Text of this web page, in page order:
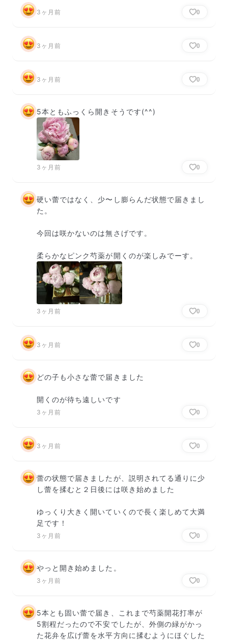
3ヶ月前 0
3ヶ月前 0
3ヶ月前 0
5本ともふっくら開きそうです(^^)
3ヶ月前 0
硬い蕾ではなく、少〜し膨らんだ状態で届きまし
た。
今回は咲かないのは無さげです。
柔らかなピンク芍薬が開くのが楽しみでーす。
3ヶ月前 0
3ヶ月前 0
どの子も小さな蕾で届きました
開くのが待ち遠しいです
3ヶ月前 0
3ヶ月前 0
蕾の状態で届きましたが、説明されてる通りに少
し蕾を揉むと２日後には咲き始めました
ゆっくり大きく開いていくので長く楽しめて大満
足です！
3ヶ月前 0
やっと開き始めました。
3ヶ月前 0
5本とも固い蕾で届き、これまで芍薬開花打率が
5割程だったので不安でしたが、外側の緑がかっ
た花弁を広げ蕾を水平方向に揉むようにほぐした